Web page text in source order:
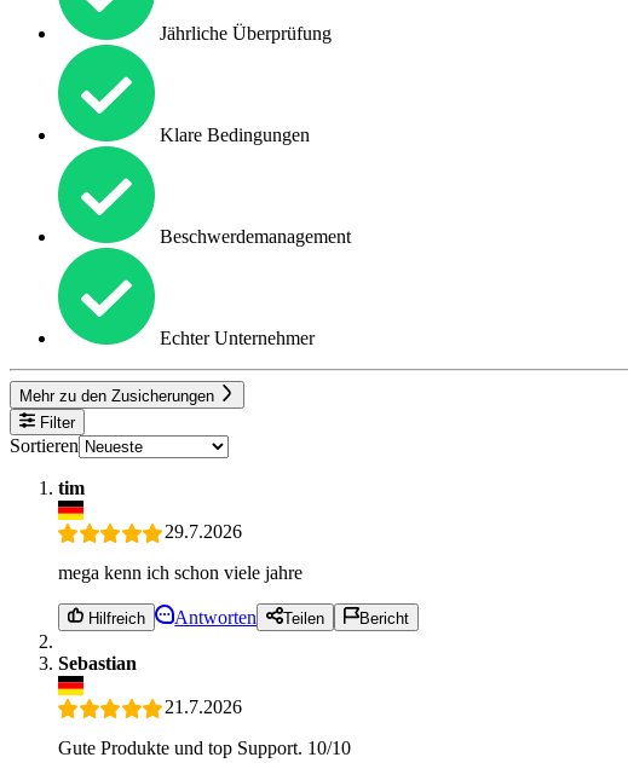
Jährliche Überprüfung
Klare Bedingungen
Beschwerdemanagement
Echter Unternehmer
Mehr zu den Zusicherungen
Filter
Sortieren
tim
29.7.2026
mega kenn ich schon viele jahre
Hilfreich Antworten Teilen Bericht
Sebastian
21.7.2026
Gute Produkte und top Support. 10/10